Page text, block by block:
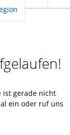
ist gerade nicht
ein oder ruf uns